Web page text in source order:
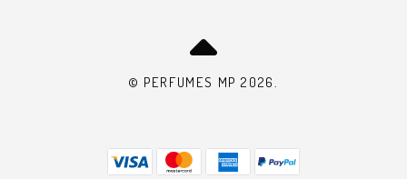
© PERFUMES MP 2026.